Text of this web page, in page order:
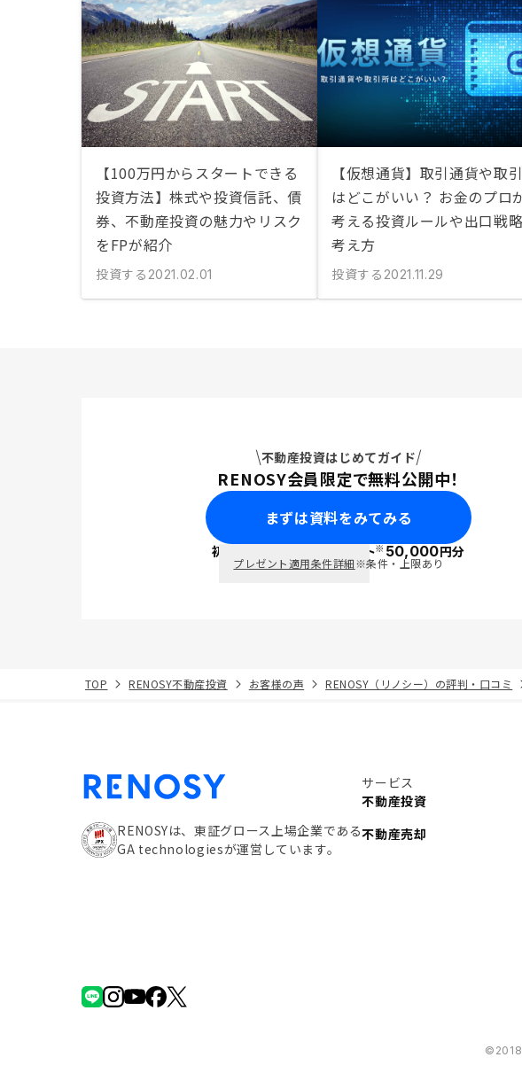
【100万円からスタートできる
投資方法】株式や投資信託、債
券、不動産投資の魅力やリスク
をFPが紹介
投資する 2021.02.01
【仮想通貨】取引通貨や取
はどこがいい？ お金のプロ
考える投資ルールや出口戦
考え方
投資する 2021.11.29
不動産投資はじめてガイド
RENOSY会員限定で無料公開中！
まずは資料をみてみる
初回面談で ポイント※50,000円分
プレゼント適用条件詳細※条件・上限あり
TOP RENOSY不動産投資 お客様の声 RENOSY（リノシー）の評判・口コミ
RENOSYは、東証グロース上場企業である
GA technologiesが運営しています。
サービス
不動産投資
不動産売却